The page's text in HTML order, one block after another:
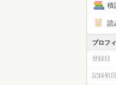
積
読
プロフ
登録日
記録初日